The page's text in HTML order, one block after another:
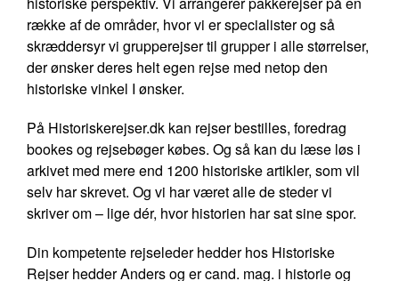
række af de områder, hvor vi er specialister og så
skræddersyr vi grupperejser til grupper i alle størrelser,
der ønsker deres helt egen rejse med netop den
historiske vinkel I ønsker.
På Historiskerejser.dk kan rejser bestilles, foredrag
bookes og rejsebøger købes. Og så kan du læse løs i
arkivet med mere end 1200 historiske artikler, som vil
selv har skrevet. Og vi har været alle de steder vi
skriver om – lige dér, hvor historien har sat sine spor.
Din kompetente rejseleder hedder hos Historiske
Rejser hedder Anders og er cand. mag. i historie og